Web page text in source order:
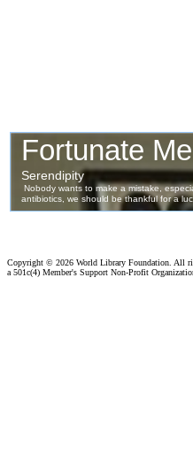
Copyright © 2026 World Library Foundation. All
a 501c(4) Member's Support Non-Profit